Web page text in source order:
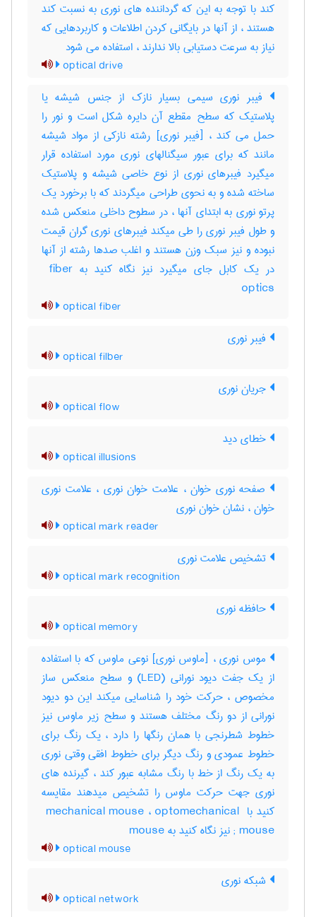
کند با توجه به این که گرداننده های نوری به نسبت کند
هستند ، از آنها در بایگانی کردن اطلاعات و کاربردهایی که
نیاز به سرعت دستیابی بالا ندارند ، استفاده می شود
optical drive
فیبر نوری سیمی بسیار نازک از جنس شیشه یا
پلاستیک که سطح مقطع آن دایره شکل است و نور را
حمل می کند ، [فیبر نوری] رشته نازکی از مواد شیشه
مانند که برای عبور سیگنالهای نوری مورد استفاده قرار
میگیرد فیبرهای نوری از نوع خاصی شیشه و پلاستیک
ساخته شده و به نحوی طراحی میگردند که با برخورد یک
پرتو نوری به ابتدای آنها ، در سطوح داخلی منعکس شده
و طول فیبر نوری را طی میکند فیبرهای نوری گران قیمت
نبوده و نیز سبک وزن هستند و اغلب صدها رشته از آنها
در یک کابل جای میگیرد نیز نگاه کنید به ‎ fiber
optics
optical fiber
فیبر نوری
optical filber
جریان نوری
optical flow
خطای دید
optical illusions
صفحه نوری خوان ، علامت خوان نوری ، علامت نوری
خوان ، نشان خوان نوری
optical mark reader
تشخیص علامت نوری
optical mark recognition
حافظه نوری
optical memory
موس نوری ، [ماوس نوری] نوعی ماوس که با استفاده
از یک جفت دیود نورانی (‎LED) و سطح منعکس ساز
مخصوص ، حرکت خود را شناسایی میکند این دو دیود
نورانی از دو رنگ مختلف هستند و سطح زیر ماوس نیز
خطوط شطرنجی با همان رنگها را دارد ، یک رنگ برای
خطوط عمودی و رنگ دیگر برای خطوط افقی وقتی نوری
به یک رنگ از خط با رنگ مشابه عبور کند ، گیرنده های
نوری جهت حرکت ماوس را تشخیص میدهند مقایسه
کنید با ‎ mechanical mouse ، ‎optomechanical ‎
; mouse نیز نگاه کنید به ‎ mouse
optical mouse
شبکه نوری
optical network